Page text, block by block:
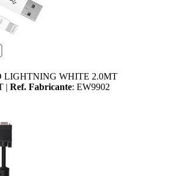
LIGHTNING WHITE 2.0MT
| Ref. Fabricante: EW9902